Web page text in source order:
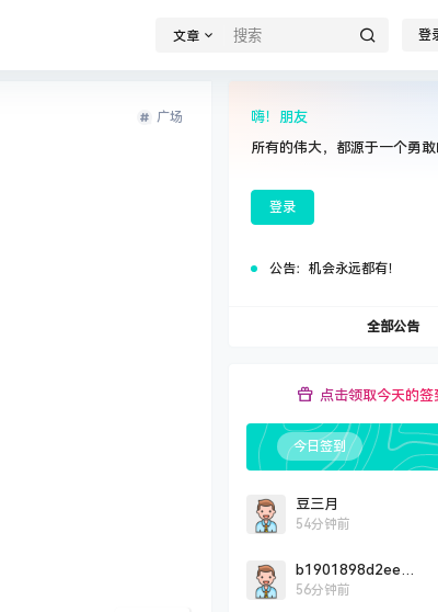
文章 登
广场
嗨！朋友
所有的伟大，都源于一个勇
登录
公告： 机会永远都有！
全部公告
点击领取今天的签
今日签到
豆三月
54分钟前
b1901898d2eef0c2fddbd2c9a5707cc26725
56分钟前